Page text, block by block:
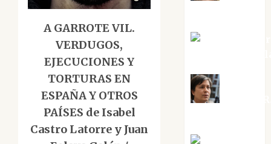
A GARROTE VIL.
VERDUGOS,
EJECUCIONES Y
TORTURAS EN
ESPAÑA Y OTROS
PAÍSES de Isabel
Castro Latorre y Juan